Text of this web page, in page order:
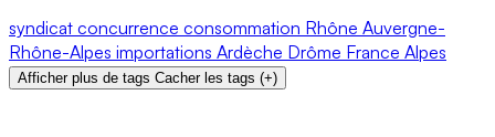
syndicat concurrence consommation Rhône Auvergne-
Rhône-Alpes importations Ardèche Drôme France Alpes
Afficher plus de tags Cacher les tags (+)